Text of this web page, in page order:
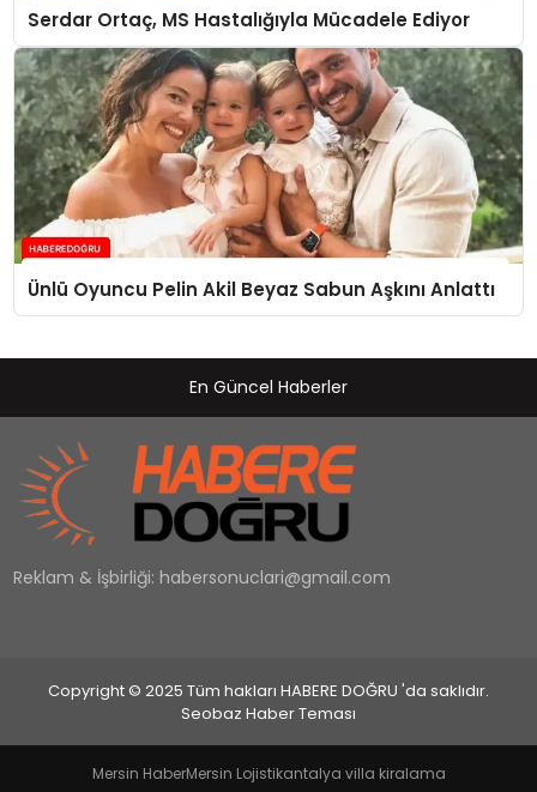
Serdar Ortaç, MS Hastalığıyla Mücadele Ediyor
Ünlü Oyuncu Pelin Akil Beyaz Sabun Aşkını Anlattı
En Güncel Haberler
Reklam & İşbirliği: habersonuclari@gmail.com
Copyright © 2025 Tüm hakları HABERE DOĞRU 'da saklıdır.
Seobaz Haber Teması
Mersin HaberMersin Lojistikantalya villa kiralama